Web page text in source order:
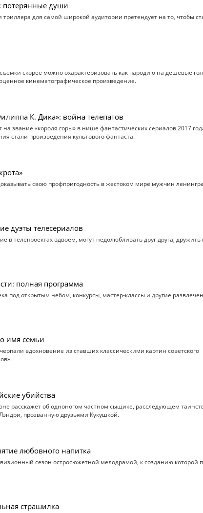
потерянные души
для самой широкой аудитории претендует на то, чтобы
скорее можно охарактеризовать как пародию на дешевые
кинематографическое произведение.
К. Дика»: война телепатов
звание «короля горы» в нише фантастических сериалов 2017
стали произведения культового фантаста.
свою профпригодность в жестоком мире мужчин
дуэты телесериалов
телепроектах вдвоем, могут недолюбливать друг друга, дружить
полная программа
под открытым небом, конкурсы, мастер-классы и другие
имя семьи
вдохновение из ставших классическими картин советского
убийства
расскажет об одноногом частном сыщике, расследующем
прозванную друзьями Кукушкой.
любовного напитка
сезон остросюжетной мелодрамой, к созданию которой
страшилка